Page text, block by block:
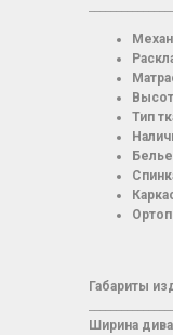
Тип
Габариты
Ширина